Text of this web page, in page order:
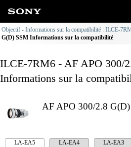
Objectif - Informations sur la compatibilité : ILCE-
G(D) SSM Informations sur la compatibilité
ILCE-7RM6 - AF APO 300/
Informations sur la
AF APO 300/2.8
LA-EA5 LA-EA4 LA-EA3